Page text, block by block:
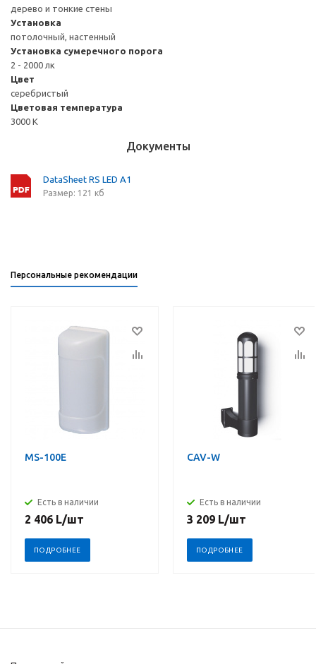
дерево и тонкие стены
Установка
потолочный, настенный
Установка сумеречного порога
2 - 2000 лк
Цвет
серебристый
Цветовая температура
3000 К
Документы
DataSheet RS LED A1
Размер: 121 кб
Персональные рекомендации
MS-100E
Есть в наличии
2 406 L/шт
ПОДРОБНЕЕ
CAV-W
Есть в наличии
3 209 L/шт
ПОДРОБНЕЕ